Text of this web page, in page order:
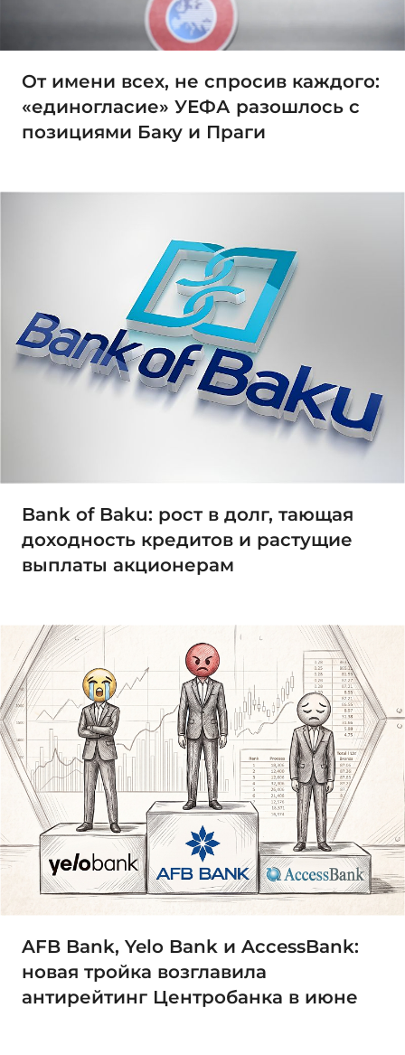
От имени всех, не спросив каждого:
«единогласие» УЕФА разошлось с
позициями Баку и Праги
Bank of Baku: рост в долг, тающая
доходность кредитов и растущие
выплаты акционерам
AFB Bank, Yelo Bank и AccessBank:
новая тройка возглавила
антирейтинг Центробанка в июне